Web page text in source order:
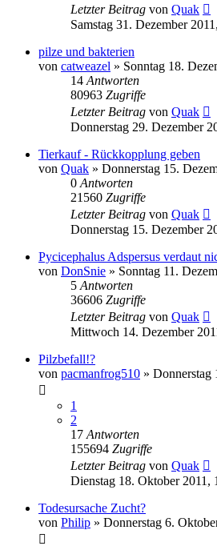
Letzter Beitrag von Quak
Samstag 31. Dezember
pilze und bakterien
von catweazel » Sonntag 18.
14 Antworten
80963 Zugriffe
Letzter Beitrag von Quak
Donnerstag 29. Dezember
Tierkauf - Rückkopplung geben
von Quak » Donnerstag 15.
0 Antworten
21560 Zugriffe
Letzter Beitrag von Quak
Donnerstag 15. Dezember
Pycicephalus Adspersus verdaut
von DonSnie » Sonntag 11.
5 Antworten
36606 Zugriffe
Letzter Beitrag von Quak
Mittwoch 14. Dezember
Pilzbefall!?
von pacmanfrog510 » Donnerstag
1
2
17 Antworten
155694 Zugriffe
Letzter Beitrag von Quak
Dienstag 18. Oktober 2011,
Todesursache Zucht?
von Philip » Donnerstag 6.